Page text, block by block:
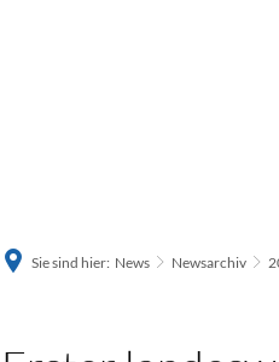
Sie sind hier: News Newsarchiv